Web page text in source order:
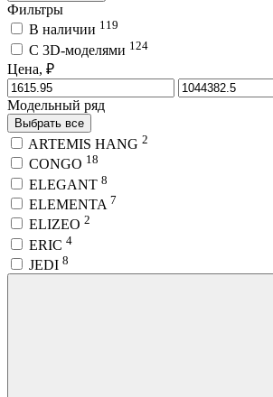
Фильтры
В наличии 119
C 3D-моделями 124
Цена, ₽
Модельный ряд
Выбрать все
ARTEMIS HANG 2
CONGO 18
ELEGANT 8
ELEMENTA 7
ELIZEO 2
ERIC 4
JEDI 8